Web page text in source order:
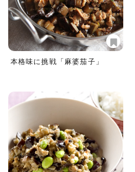
本格味に挑戦「麻婆茄子」